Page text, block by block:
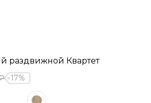
раздвижной Квартет
17%